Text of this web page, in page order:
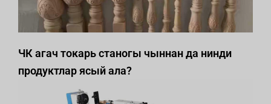
ЧК агач токарь станогы чыннан да нинди
продуктлар ясый ала?